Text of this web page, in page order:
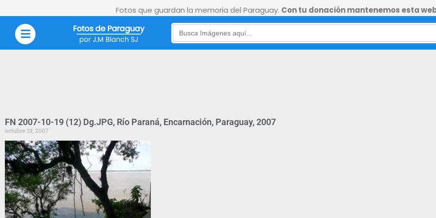
Fotos que guardan la memoria del Paraguay. Con tu donación mantenemos esta
Search
for:
FN 2007-10-19 (12) Dg.JPG, Río Paraná, Encarnación, Paraguay, 2007
octubre 19, 2007